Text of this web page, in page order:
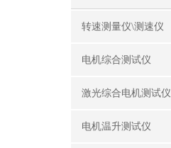
转速测量仪\测速仪
电机综合测试仪
激光综合电机测试仪
电机温升测试仪